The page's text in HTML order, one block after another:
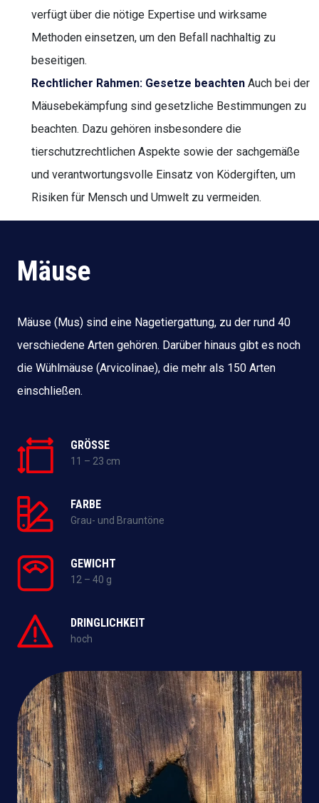
verfügt über die nötige Expertise und wirksame
Methoden einsetzen, um den Befall nachhaltig zu
beseitigen.
Rechtlicher Rahmen: Gesetze beachten Auch bei der
Mäusebekämpfung sind gesetzliche Bestimmungen zu
beachten. Dazu gehören insbesondere die
tierschutzrechtlichen Aspekte sowie der sachgemäße
und verantwortungsvolle Einsatz von Ködergiften, um
Risiken für Mensch und Umwelt zu vermeiden.
Mäuse
Mäuse (Mus) sind eine Nagetiergattung, zu der rund 40
verschiedene Arten gehören. Darüber hinaus gibt es noch
die Wühlmäuse (Arvicolinae), die mehr als 150 Arten
einschließen.
GRÖSSE
11 – 23 cm
FARBE
Grau- und Brauntöne
GEWICHT
12 – 40 g
DRINGLICHKEIT
hoch